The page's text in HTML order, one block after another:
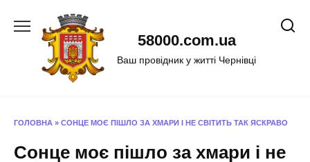
58000.com.ua
Ваш провідник у житті Чернівці
ГОЛОВНА » СОНЦЕ МОЄ ПІШЛО ЗА ХМАРИ І НЕ СВІТИТЬ ТАК ЯСКРАВО
Сонце моє пішло за хмари і не